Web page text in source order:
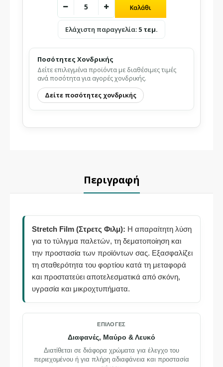
Ελάχιστη παραγγελία: 5 τεμ.
Ποσότητες Χονδρικής
Δείτε επιλεγμένα προϊόντα με διαθέσιμες τιμές
ανά ποσότητα για αγορές χονδρικής.
Δείτε ποσότητες χονδρικής
Περιγραφή
Stretch Film (Στρετς Φιλμ): Η απαραίτητη λύση
για το τύλιγμα παλετών, τη δεματοποίηση και
την προστασία των προϊόντων σας. Εξασφαλίζει
τη σταθερότητα του φορτίου κατά τη μεταφορά
και προστατεύει αποτελεσματικά από σκόνη,
υγρασία και μικροχτυπήματα.
ΕΠΙΛΟΓΈΣ
Διαφανές, Μαύρο & Λευκό
Διατίθεται σε διάφορα χρώματα για έλεγχο του
περιεχομένου ή για πλήρη αδιαφάνεια και προστασία